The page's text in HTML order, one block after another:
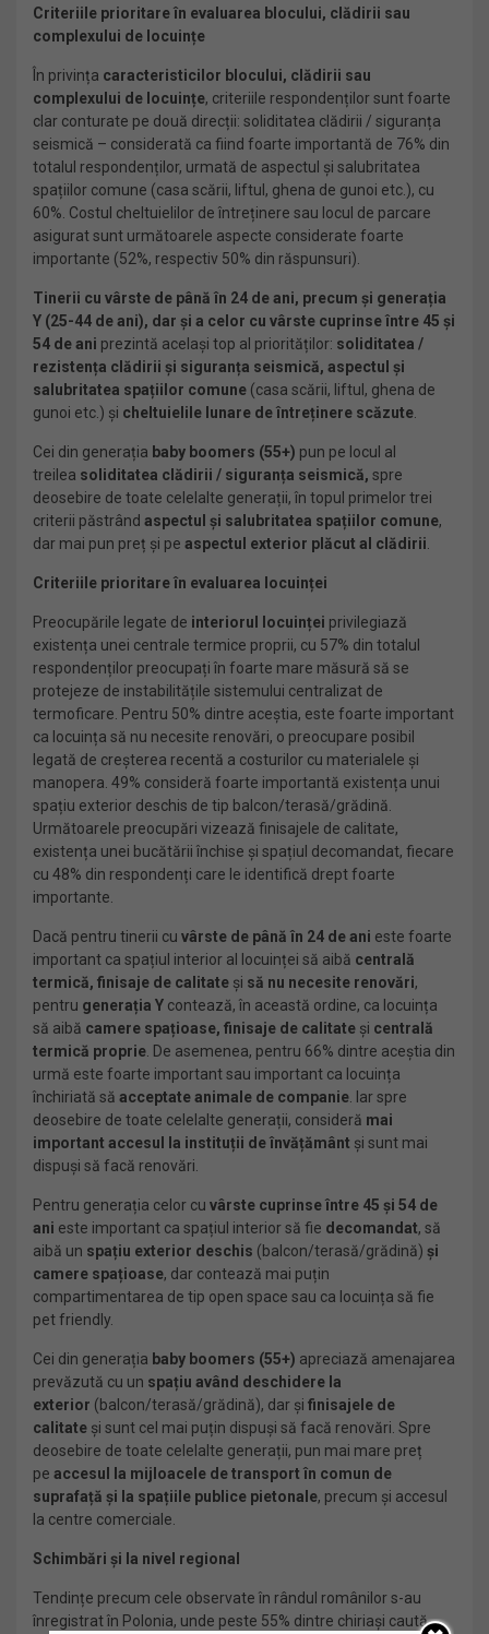
Criteriile prioritare în evaluarea blocului, clădirii sau
complexului de locuințe
În privința caracteristicilor blocului, clădirii sau
complexului de locuințe, criteriile respondenților sunt foarte
clar conturate pe două direcții: soliditatea clădirii / siguranța
seismică – considerată ca fiind foarte importantă de 76% din
totalul respondenților, urmată de aspectul și salubritatea
spațiilor comune (casa scării, liftul, ghena de gunoi etc.), cu
60%. Costul cheltuielilor de întreținere sau locul de parcare
asigurat sunt următoarele aspecte considerate foarte
importante (52%, respectiv 50% din răspunsuri).
Tinerii cu vârste de până în 24 de ani, precum și generația
Y (25-44 de ani), dar și a celor cu vârste cuprinse între 45 și
54 de ani prezintă același top al priorităților: soliditatea /
rezistența clădirii și siguranța seismică, aspectul și
salubritatea spațiilor comune (casa scării, liftul, ghena de
gunoi etc.) și cheltuielile lunare de întreținere scăzute
Cei din generația baby boomers (55+) pun pe locul al
treilea soliditatea clădirii / siguranța seismică, spre
deosebire de toate celelalte generații, în topul primelor trei
criterii păstrând aspectul și salubritatea spațiilor comune,
dar mai pun preț și pe aspectul exterior plăcut al clădirii
Criteriile prioritare în evaluarea locuinței
Preocupările legate de interiorul locuinței privilegiază
existența unei centrale termice proprii, cu 57% din totalul
respondenților preocupați în foarte mare măsură să se
protejeze de instabilitățile sistemului centralizat de
termoficare. Pentru 50% dintre aceștia, este foarte important
ca locuința să nu necesite renovări, o preocupare posibil
legată de creșterea recentă a costurilor cu materialele și
manopera. 49% consideră foarte importantă existența unui
spațiu exterior deschis de tip balcon/terasă/grădină.
Următoarele preocupări vizează finisajele de calitate,
existența unei bucătării închise și spațiul decomandat, fiecare
cu 48% din respondenți care le identifică drept foarte
importante.
Dacă pentru tinerii cu vârste de până în 24 de ani este foarte
important ca spațiul interior al locuinței să aibă centrală
termică, finisaje de calitate și să nu necesite renovări,
pentru generația Y contează, în această ordine, ca locuința
să aibă camere spațioase, finisaje de calitate și centrală
termică proprie . De asemenea, pentru 66% dintre aceștia din
urmă este foarte important sau important ca locuința
închiriată să acceptate animale de companie . Iar spre
deosebire de toate celelalte generații, consideră mai
important accesul la instituții de învățământ și sunt mai
dispuși să facă renovări.
Pentru generația celor cu vârste cuprinseîntre 45 și 54 de
ani este important ca spațiul interior să fie decomandat, să
aibă un spațiu exterior deschis (balcon/terasă/grădină) și
camere spațioase, dar contează mai puțin
compartimentarea de tip open space sau ca locuința să fie
pet friendly.
Cei din generația baby boomers (55+) apreciază amenajarea
prevăzută cu un spațiu având deschidere la
exterior (balcon/terasă/grădină), dar și finisajele de
calitate și sunt cel mai puțin dispuși să facă renovări. Spre
deosebire de toate celelalte generații, pun mai mare preț
pe accesul la mijloacele de transport în comun de
suprafață și la spațiile publice pietonale, precum și accesul
la centre comerciale.
Schimbări și la nivel regional
Tendințe precum cele observate în rândul românilor s-au
înregistrat în Polonia, unde peste 55% dintre chiriași caută